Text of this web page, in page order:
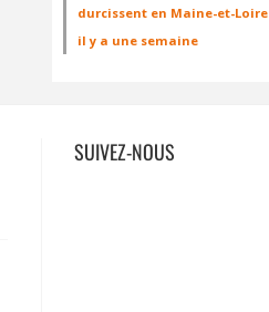
durcissent en Maine-et-Loire
il y a une semaine
SUIVEZ-NOUS